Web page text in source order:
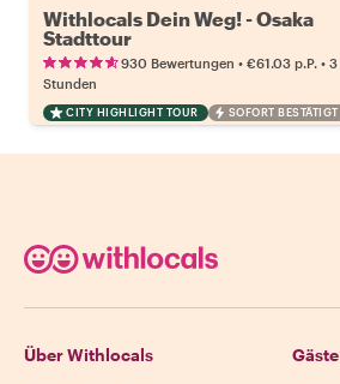
Withlocals Dein Weg! - Osaka
Stadttour
930 Bewertungen • €61.03 p.P. • 3
Stunden
CITY HIGHLIGHT TOUR SOFORT BESTÄTIGT
Über Withlocals Gäste